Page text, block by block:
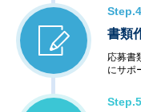
Step.4
書類
応募書
にサポ
Step.5